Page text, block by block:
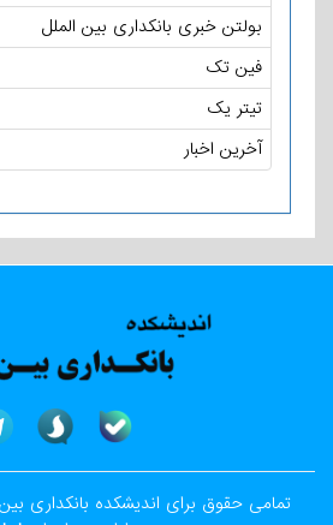
بولتن خبری بانکداری بین الملل
فین تک
تیتر یک
آخرین اخبار
تمامی حقوق برای اندیشکده بانکداری